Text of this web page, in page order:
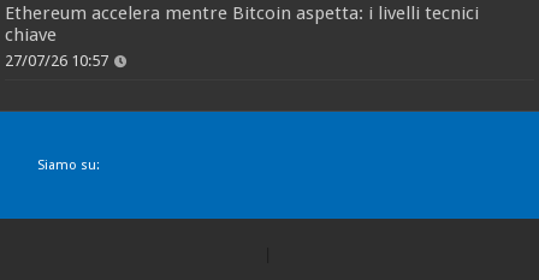
Ethereum accelera mentre Bitcoin aspetta: i livelli tecnici
chiave
27/07/26 10:57
Siamo su: